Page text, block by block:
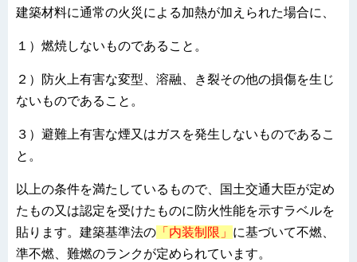
建築材料に通常の火災による加熱が加えられた場合に、
１）燃焼しないものであること。
２）防火上有害な変型、溶融、き裂その他の損傷を生じ
ないものであること。
３）避難上有害な煙又はガスを発生しないものであるこ
と。
以上の条件を満たしているもので、国土交通大臣が定め
たもの又は認定を受けたものに防火性能を示すラベルを
貼ります。建築基準法の 「内装制限」 に基づいて不燃、
準不燃、難燃のランクが定められています。